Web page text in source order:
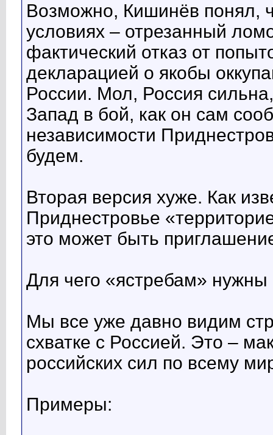
Возможно, Кишинёв понял,
условиях – отрезанный
фактический отказ от
декларацией о якобы
России. Мол, Россия
Запад в бой, как он сам
независимости
будем.
Вторая версия хуже. Как
Приднестровье
это может быть
Для чего «ястребам»
Мы все уже давно видим
схватке с Россией. Это –
российских сил по всему
Примеры: